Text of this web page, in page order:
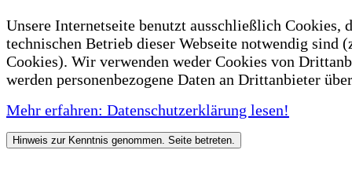
Unsere Internetseite benutzt ausschließlich Cookies,
technischen Betrieb dieser Webseite notwendig sind
Cookies). Wir verwenden weder Cookies von
werden personenbezogene Daten an Drittanbieter
Mehr erfahren: Datenschutzerklärung lesen!
Hinweis zur Kenntnis genommen. Seite betreten.